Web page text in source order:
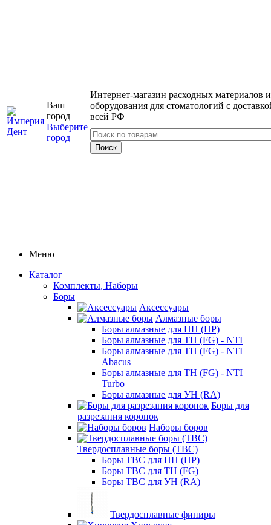
Ваш
город
Выберите
город
Интернет-магазин расходных материалов и
оборудования для стоматологий с
всей РФ
Меню
Каталог
Комплекты, Наборы
Боры
Аксессуары
Алмазные боры
Боры алмазные для ПН (HP)
Боры алмазные для ТН (FG) - NTI
Боры алмазные для ТН (FG) - NTI
Abacus
Боры алмазные для ТН (FG) - NTI
Turbo
Боры алмазные для УН (RA)
Боры для
разрезания коронок
Наборы боров
Твердосплавные боры (ТВС)
Боры ТВС для ПН (HP)
Боры ТВС для ТН (FG)
Боры ТВС для УН (RA)
Твердосплавные финиры